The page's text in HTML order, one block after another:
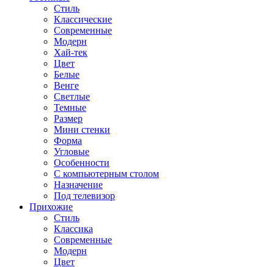
Стиль
Классические
Современные
Модерн
Хай-тек
Цвет
Белые
Венге
Светлые
Темные
Размер
Мини стенки
Форма
Угловые
Особенности
С компьютерным столом
Назначение
Под телевизор
Прихожие
Стиль
Классика
Современные
Модерн
Цвет